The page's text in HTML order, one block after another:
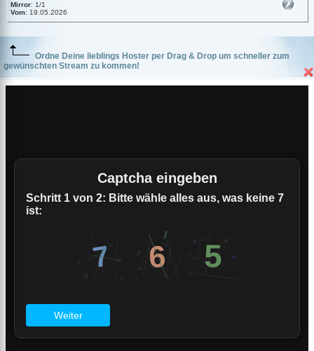
Mirror: 1/1
Vom: 19.05.2026
Ordne Deine lieblings Hoster per Drag & Drop um schneller zum
gewünschten Stream zu kommen!